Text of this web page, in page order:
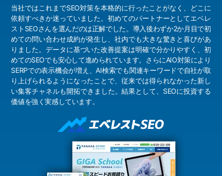
当社ではこれまでSEO対策を本格的に行ったことがなく、どこに
依頼すべきか迷っていました。初めてのパートナーとしてエベレ
ストSEOさんを選んだのは正解でした。導入後わずか2か月目で初
めての問い合わせ成約が発生し、社内でも大きな驚きと喜びがあ
りました。データに基づいた改善提案は明確で分かりやすく、初
めてのSEOでも安心して進められています。さらにAIO対策により
SERPでの表示機会が増え、AI検索でも関連キーワードで自社が取
り上げられるようになったことで、従来では得られなかった新し
い集客チャネルも開拓できました。結果として、SEOに投資する
価値を強く実感しています。